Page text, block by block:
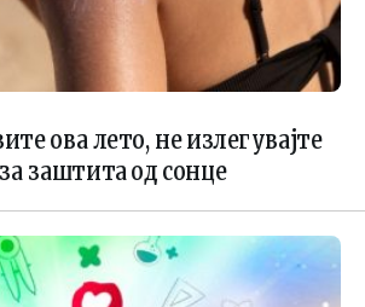
ова лето, не излегувајте
заштита од сонце